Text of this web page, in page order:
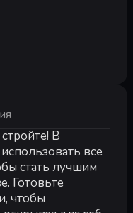
В
все
стать лучшим
Готовьте
чтобы
card with shader model